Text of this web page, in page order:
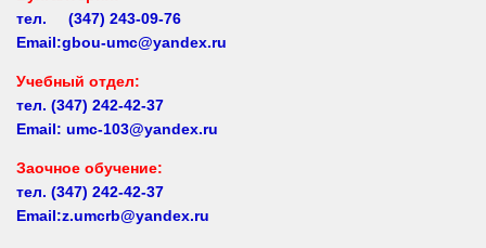
тел. (347) 243-09-76
Email:gbou-umc@yandex.ru
Учебный отдел:
тел. (347) 242-42-37
Email: umc-103@yandex.ru
Заочное обучение:
тел. (347) 242-42-37
Email:z.umcrb@yandex.ru